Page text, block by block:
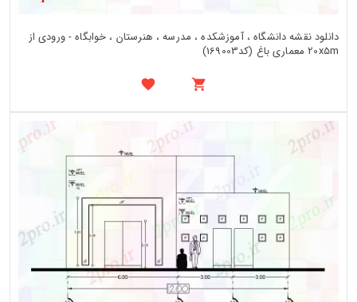
دانلود نقشه دانشگاه ، آموزشکده ، مدرسه ، هنرستان ، خوابگاه - ورودی از
20x5m معماری باغ (کد169003)